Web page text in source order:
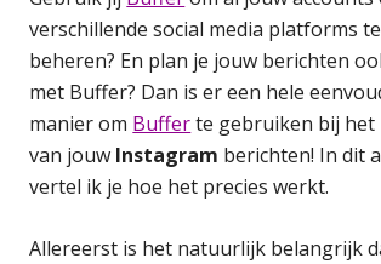
verschillende social media platforms te
beheren? En plan je jouw berichten
met Buffer? Dan is er een hele
manier om Bufferte gebruiken bij het
van jouw Instagram berichten! In dit
vertel ik je hoe het precies werkt.
Allereerst is het natuurlijk belangrijk